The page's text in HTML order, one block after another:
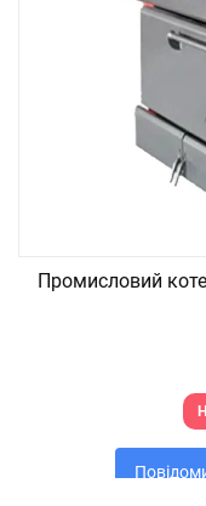
Промисловий